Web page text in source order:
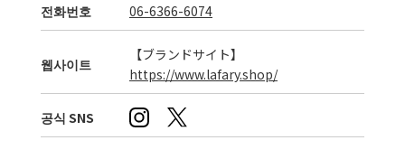
전화번호 06-6366-6074
웹사이트
【ブランドサイト】
https://www.lafary.shop/
공식 SNS